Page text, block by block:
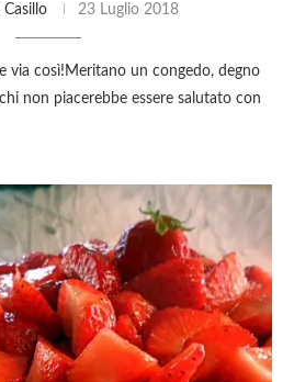
Casillo 23 Luglio 2018
via così!Meritano un congedo, degno
non piacerebbe essere salutato con